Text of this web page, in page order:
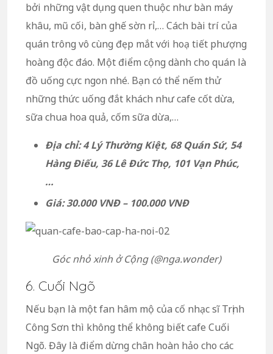
bởi những vật dụng quen thuộc như bàn máy
khâu, mũ cối, bàn ghế sờn rỉ,… Cách bài trí của
quán trông vô cùng đẹp mắt với hoạ tiết phượng
hoàng độc đáo. Một điểm cộng dành cho quán là
đồ uống cực ngon nhé. Bạn có thể nếm thử
những thức uống đắt khách như cafe cốt dừa,
sữa chua hoa quả, cốm sữa dừa,…
Địa chỉ: 4 Lý Thường Kiệt, 68 Quán Sứ, 54
Hàng Điếu, 36 Lê Đức Thọ, 101 Vạn Phúc,
…
Giá: 30.000 VNĐ – 100.000 VNĐ
Góc nhỏ xinh ở Cộng (@nga.wonder)
6. Cuối Ngõ
Nếu bạn là một fan hâm mộ của cố nhạc sĩ Trịnh
Công Sơn thì không thể không biết cafe Cuối
Ngõ. Đây là điểm dừng chân hoàn hảo cho các